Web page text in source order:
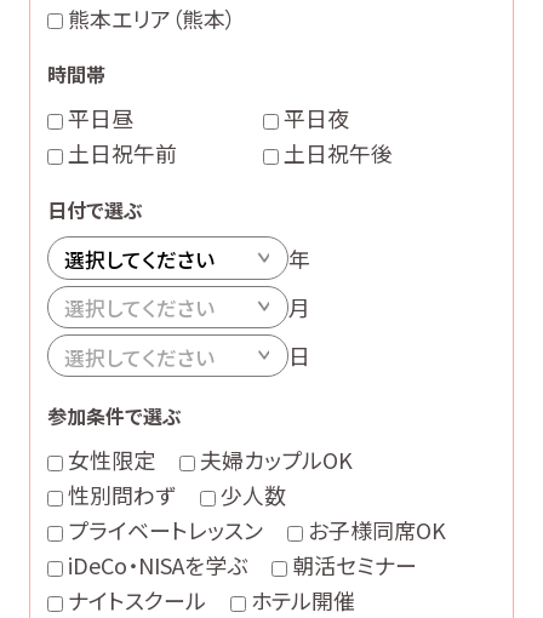
熊本エリア（熊本）
時間帯
平日昼
平日夜
土日祝午前
土日祝午後
日付で選ぶ
年
月
日
参加条件で選ぶ
女性限定
夫婦カップルOK
性別問わず
少人数
プライベートレッスン
お子様同席OK
iDeCo・NISAを学ぶ
朝活セミナー
ナイトスクール
ホテル開催